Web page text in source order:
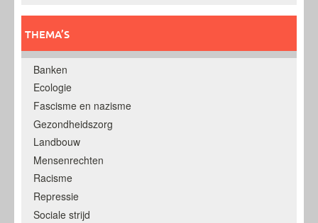
THEMA’S
Banken
Ecologie
Fascisme en nazisme
Gezondheidszorg
Landbouw
Mensenrechten
Racisme
Repressie
Sociale strijd